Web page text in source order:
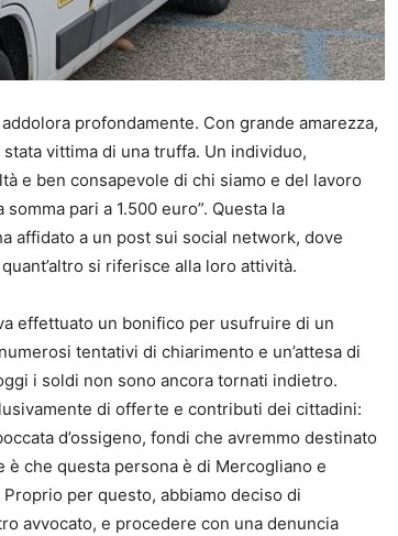
profondamente. Con grande amarezza,
vittima di una truffa. Un individuo,
e ben consapevole di chi siamo e del lavoro
pari a 1.500 euro”. Questa la
affidato a un post sui social network, dove
si riferisce alla loro attività.
effettuato un bonifico per usufruire di un
tentativi di chiarimento e un’attesa di
i soldi non sono ancora tornati indietro.
di offerte e contributi dei cittadini:
d’ossigeno, fondi che avremmo destinato
che questa persona è di Mercogliano e
per questo, abbiamo deciso di
avvocato, e procedere con una denuncia